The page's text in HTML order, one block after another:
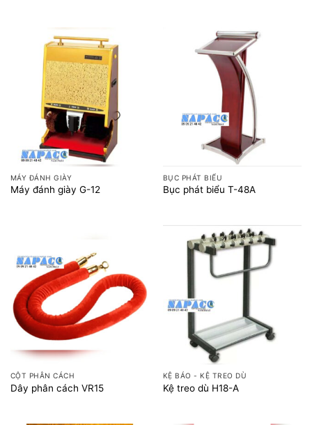
MÁY ĐÁNH GIÀY
Máy đánh giày G-12
BỤC PHÁT BIỂU
Bục phát biểu T-48A
CỘT PHÂN CÁCH
Dây phân cách VR15
KỆ BÁO - KỆ TREO DÙ
Kệ treo dù H18-A